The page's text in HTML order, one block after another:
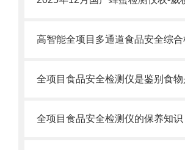
全项目食品安全检测仪的保养知识